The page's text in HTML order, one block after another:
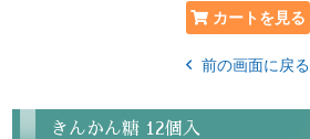
前の画面に戻る
きんかん糖 12個入